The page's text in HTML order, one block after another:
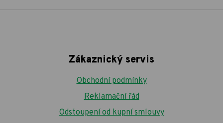
Zákaznický servis
Obchodní podmínky
Reklamační řád
Odstoupení od kupní smlouvy